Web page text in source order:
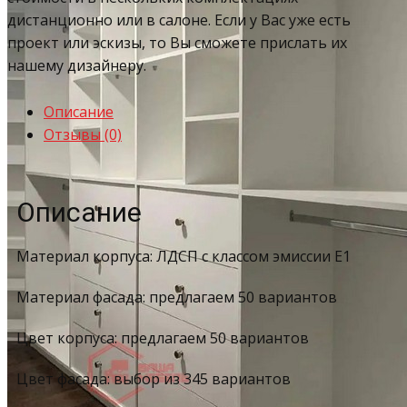
дистанционно или в салоне. Если у Вас уже есть
проект или эскизы, то Вы сможете прислать их
нашему дизайнеру.
Описание
Отзывы (0)
Описание
Материал корпуса: ЛДСП с классом эмиссии Е1
Материал фасада: предлагаем 50 вариантов
Цвет корпуса: предлагаем 50 вариантов
Цвет фасада: выбор из 345 вариантов